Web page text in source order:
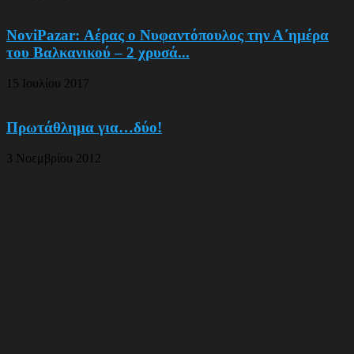
NoviPazar: Αέρας ο Νυφαντόπουλος την Α΄ημέρα
του Βαλκανικού – 2 χρυσά...
15 Ιουλίου 2017
Πρωτάθλημα για…δύο!
3 Νοεμβρίου 2012